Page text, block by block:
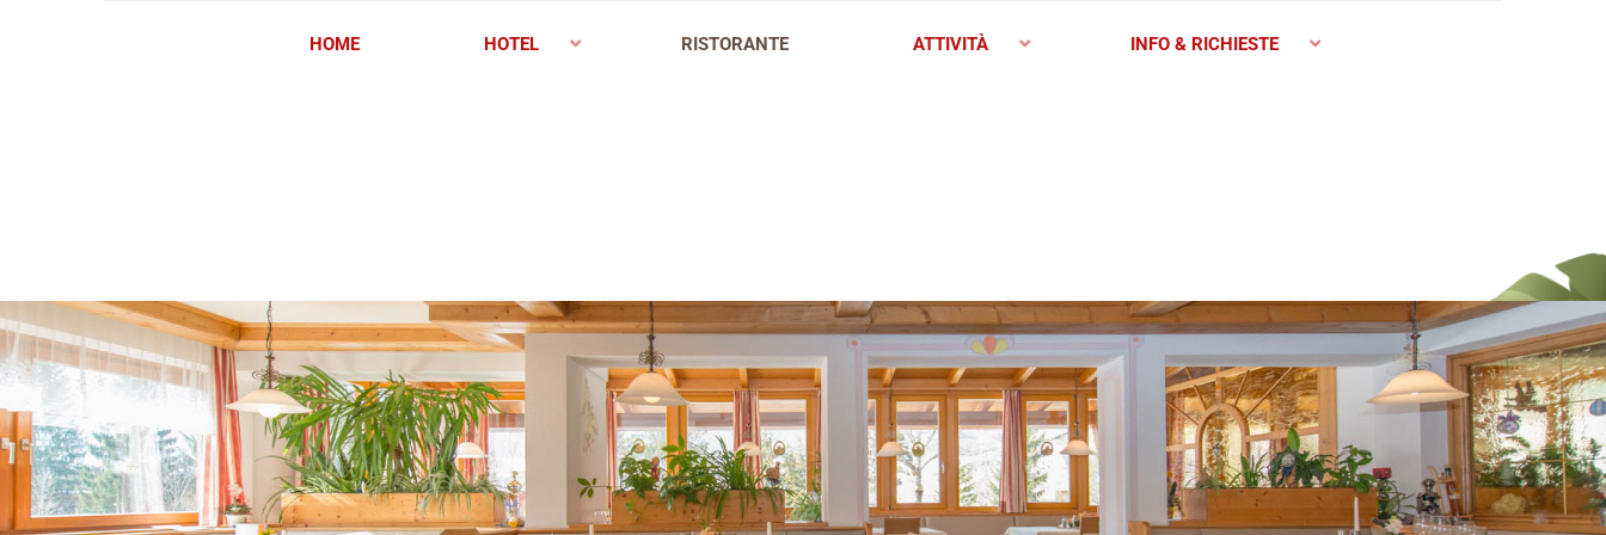
HOME HOTEL RISTORANTE ATTIVITÀ INFO & RICHIESTE